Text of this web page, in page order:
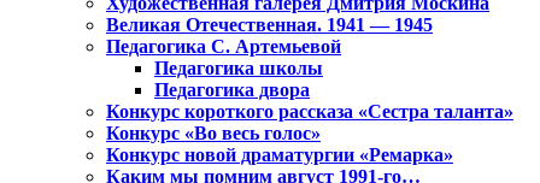
Великая Отечественная. 1941 — 1945
Педагогика С. Артемьевой
Педагогика школы
Педагогика двора
Конкурс короткого рассказа «Сестра таланта»
Конкурс «Во весь голос»
Конкурс новой драматургии «Ремарка»
Каким мы помним август 1991-го…